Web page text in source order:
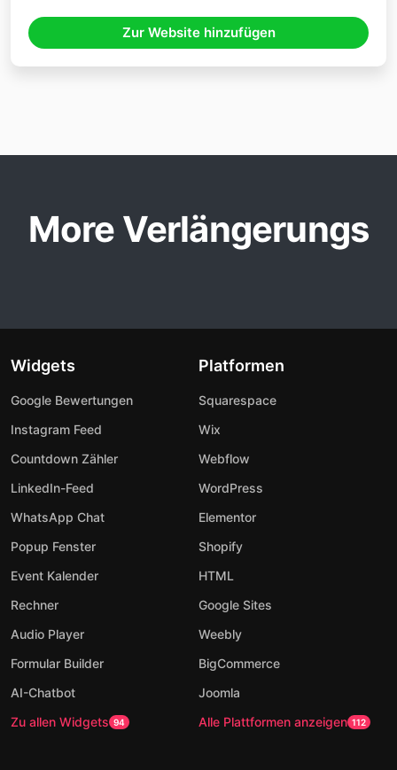
Zur Website hinzufügen
More Verlängerungs
Widgets
Google Bewertungen
Instagram Feed
Countdown Zähler
LinkedIn-Feed
WhatsApp Chat
Popup Fenster
Event Kalender
Rechner
Audio Player
Formular Builder
AI-Chatbot
Zu allen Widgets 94
Platformen
Squarespace
Wix
Webflow
WordPress
Elementor
Shopify
HTML
Google Sites
Weebly
BigCommerce
Joomla
Alle Plattformen anzeigen 112